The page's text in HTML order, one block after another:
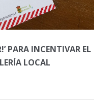
PARA INCENTIVAR EL
LOCAL